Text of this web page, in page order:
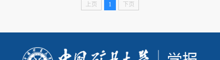
上页 1 下页